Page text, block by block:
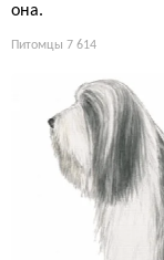
она.
Питомцы 7 614